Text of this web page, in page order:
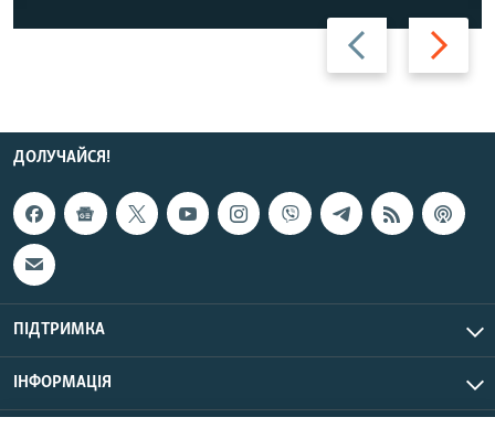
Назад Вперед
ДОЛУЧАЙСЯ!
ПІДТРИМКА
ІНФОРМАЦІЯ